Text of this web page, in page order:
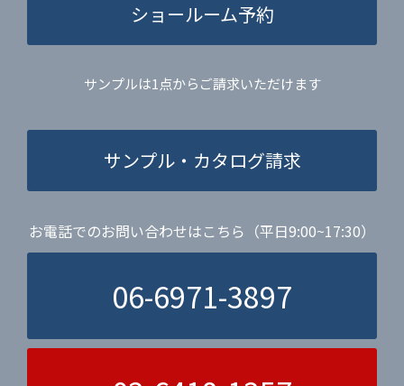
ショールーム予約
サンプルは1点からご請求いただけます
サンプル・カタログ請求
お電話でのお問い合わせはこちら（平日9:00~17:30）
06-6971-3897